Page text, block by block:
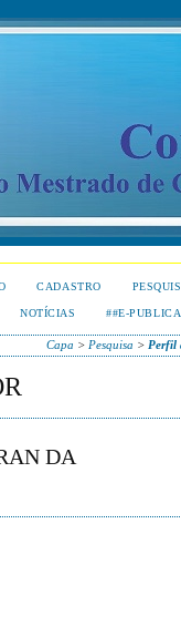
CADASTRO
NOTÍCIAS ##E-
Capa > Pesquisa > Perfil
DA